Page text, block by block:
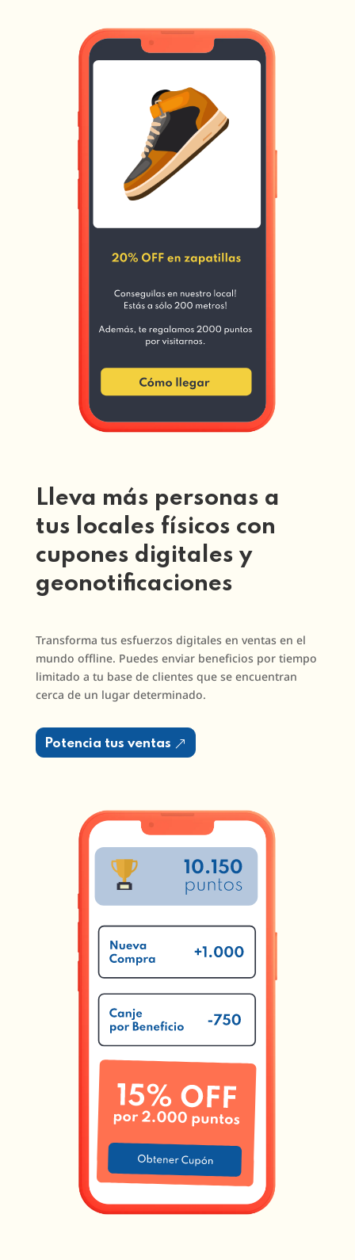
Lleva más personas a
tus locales físicos con
cupones digitales y
geonotificaciones
Transforma tus esfuerzos digitales en ventas en el
mundo offline. Puedes enviar beneficios por tiempo
limitado a tu base de clientes que se encuentran
cerca de un lugar determinado.
Potencia tus ventas